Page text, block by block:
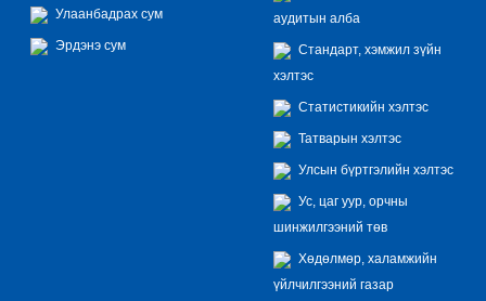
Улаанбадрах сум
Эрдэнэ сум
аудитын алба
Стандарт, хэмжил зүйн
хэлтэс
Статистикийн хэлтэс
Татварын хэлтэс
Улсын бүртгэлийн хэлтэс
Ус, цаг уур, орчны
шинжилгээний төв
Хөдөлмөр, халамжийн
үйлчилгээний газар